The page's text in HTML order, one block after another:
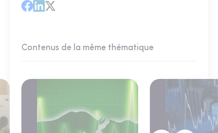
Contenus de la même thématique